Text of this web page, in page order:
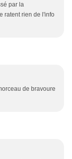
par la
ratent rien de l'info
de bravoure